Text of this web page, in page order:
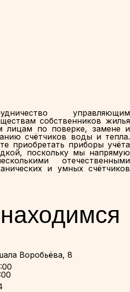
управляющим
собственников жилья
по поверке, замене и
счётчиков воды и тепла.
приобретать приборы учёта
поскольку мы напрямую
отечественными
и умных счётчиков
Воробьёва, 8